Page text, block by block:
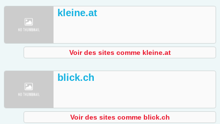
kleine.at
Voir des sites comme kleine.at
blick.ch
Voir des sites comme blick.ch